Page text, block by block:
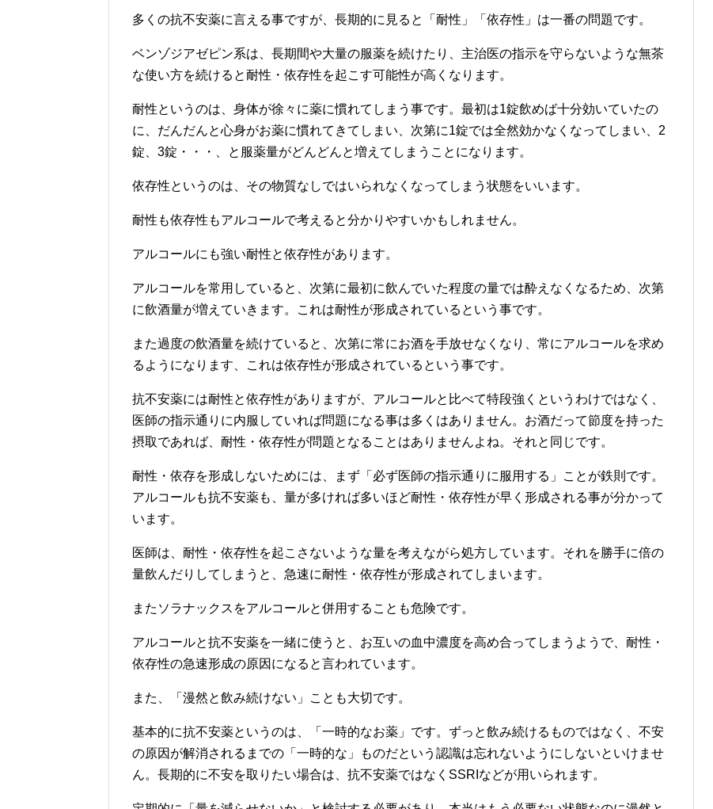
多くの抗不安薬に言える事ですが、長期的に見ると「耐性」「依存性」は一番の問題です。
ベンゾジアゼピン系は、長期間や大量の服薬を続けたり、主治医の指示を守らないような無茶
な使い方を続けると耐性・依存性を起こす可能性が高くなります。
耐性というのは、身体が徐々に薬に慣れてしまう事です。最初は1錠飲めば十分効いていたの
に、だんだんと心身がお薬に慣れてきてしまい、次第に1錠では全然効かなくなってしまい、2
錠、3錠・・・、と服薬量がどんどんと増えてしまうことになります。
依存性というのは、その物質なしではいられなくなってしまう状態をいいます。
耐性も依存性もアルコールで考えると分かりやすいかもしれません。
アルコールにも強い耐性と依存性があります。
アルコールを常用していると、次第に最初に飲んでいた程度の量では酔えなくなるため、次第
に飲酒量が増えていきます。これは耐性が形成されているという事です。
また過度の飲酒量を続けていると、次第に常にお酒を手放せなくなり、常にアルコールを求め
るようになります、これは依存性が形成されているという事です。
抗不安薬には耐性と依存性がありますが、アルコールと比べて特段強くというわけではなく、
医師の指示通りに内服していれば問題になる事は多くはありません。お酒だって節度を持った
摂取であれば、耐性・依存性が問題となることはありませんよね。それと同じです。
耐性・依存を形成しないためには、まず「必ず医師の指示通りに服用する」ことが鉄則です。
アルコールも抗不安薬も、量が多ければ多いほど耐性・依存性が早く形成される事が分かって
います。
医師は、耐性・依存性を起こさないような量を考えながら処方しています。それを勝手に倍の
量飲んだりしてしまうと、急速に耐性・依存性が形成されてしまいます。
またソラナックスをアルコールと併用することも危険です。
アルコールと抗不安薬を一緒に使うと、お互いの血中濃度を高め合ってしまうようで、耐性・
依存性の急速形成の原因になると言われています。
また、「漫然と飲み続けない」ことも大切です。
基本的に抗不安薬というのは、「一時的なお薬」です。ずっと飲み続けるものではなく、不安
の原因が解消されるまでの「一時的な」ものだという認識は忘れないようにしないといけませ
ん。長期的に不安を取りたい場合は、抗不安薬ではなくSSRIなどが用いられます。